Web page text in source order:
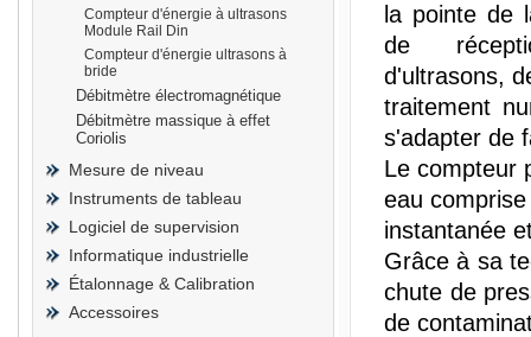
Compteur d'énergie à ultrasons
Module Rail Din
Compteur d'énergie ultrasons à
bride
Débitmètre électromagnétique
Débitmètre massique à effet
Coriolis
Mesure de niveau
Instruments de tableau
Logiciel de supervision
Informatique industrielle
Étalonnage & Calibration
Accessoires
la pointe de
de
d'ultrasons,
traitement
s'adapter de
Le compteur
eau
instantanée
Grâce à sa
chute de
de